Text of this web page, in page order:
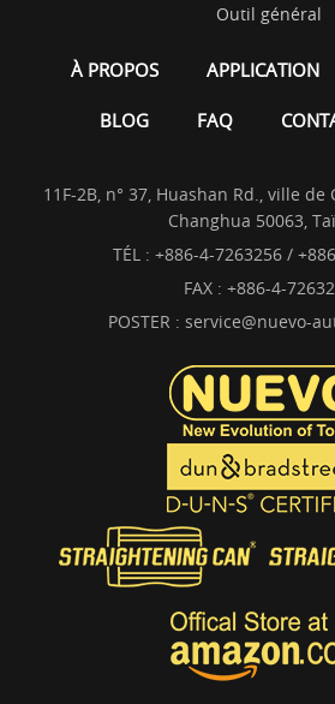
Outil général
À PROPOS APPLICATION
BLOG FAQ
11F-2B, n° 37, Huashan Rd., ville
Changhua 50063,
TÉL : +886-4-7263256 /
FAX : +886-4-
POSTER : service@nuevo-